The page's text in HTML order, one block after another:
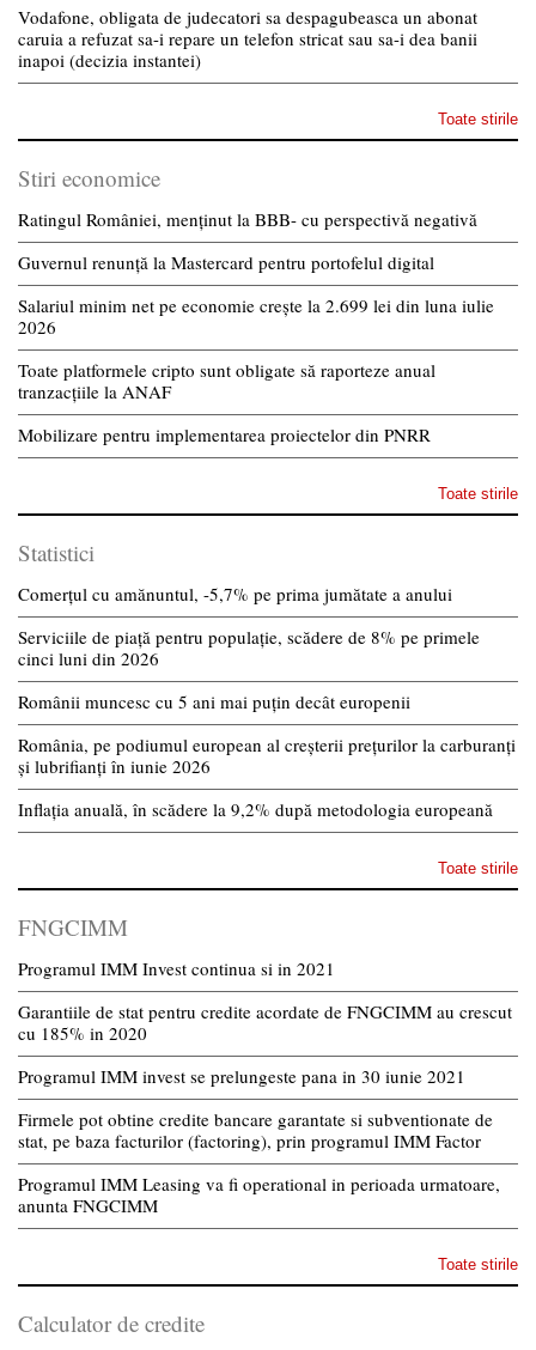
Vodafone, obligata de judecatori sa despagubeasca un abonat
caruia a refuzat sa-i repare un telefon stricat sau sa-i dea banii
inapoi (decizia instantei)
Toate stirile
Stiri economice
Ratingul României, menținut la BBB- cu perspectivă negativă
Guvernul renunță la Mastercard pentru portofelul digital
Salariul minim net pe economie crește la 2.699 lei din luna iulie
2026
Toate platformele cripto sunt obligate să raporteze anual
tranzacțiile la ANAF
Mobilizare pentru implementarea proiectelor din PNRR
Toate stirile
Statistici
Comerțul cu amănuntul, -5,7% pe prima jumătate a anului
Serviciile de piață pentru populație, scădere de 8% pe primele
cinci luni din 2026
Românii muncesc cu 5 ani mai puțin decât europenii
România, pe podiumul european al creșterii prețurilor la carburanți
și lubrifianți în iunie 2026
Inflația anuală, în scădere la 9,2% după metodologia europeană
Toate stirile
FNGCIMM
Programul IMM Invest continua si in 2021
Garantiile de stat pentru credite acordate de FNGCIMM au crescut
cu 185% in 2020
Programul IMM invest se prelungeste pana in 30 iunie 2021
Firmele pot obtine credite bancare garantate si subventionate de
stat, pe baza facturilor (factoring), prin programul IMM Factor
Programul IMM Leasing va fi operational in perioada urmatoare,
anunta FNGCIMM
Toate stirile
Calculator de credite